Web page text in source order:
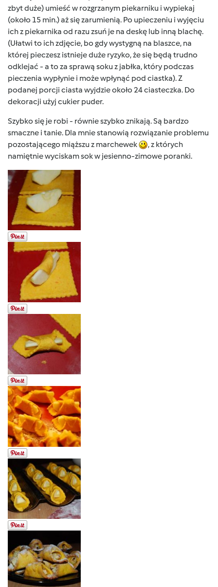
zbyt duże) umieść w rozgrzanym piekarniku i wypiekaj
(około 15 min.) aż się zarumienią. Po upieczeniu i wyjęciu
ich z piekarnika od razu zsuń je na deskę lub inną blachę.
(Ułatwi to ich zdjęcie, bo gdy wystygną na blaszce, na
której pieczesz istnieje duże ryzyko, że się będą trudno
odklejać - a to za sprawą soku z jabłka, który podczas
pieczenia wypłynie i może wpłynąć pod ciastka). Z
podanej porcji ciasta wyjdzie około 24 ciasteczka. Do
dekoracji użyj cukier puder.
Szybko się je robi - równie szybko znikają. Są bardzo
smaczne i tanie. Dla mnie stanowią rozwiązanie problemu
pozostającego miąższu z marchewek
, z których
namiętnie wyciskam sok w jesienno-zimowe poranki.